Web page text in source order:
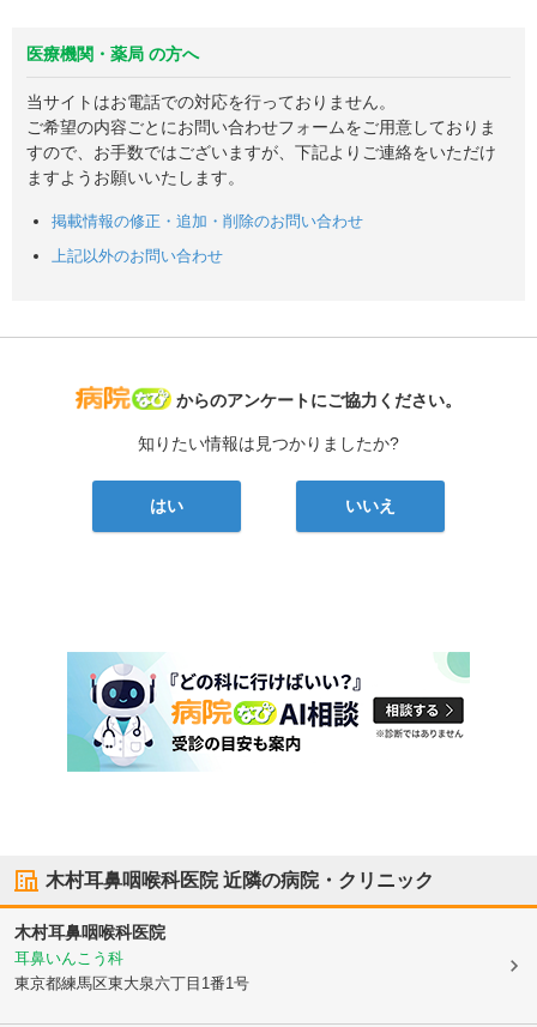
医療機関・薬局 の方へ
当サイトはお電話での対応を行っておりません。
ご希望の内容ごとにお問い合わせフォームをご用意しておりま
すので、お手数ではございますが、下記よりご連絡をいただけ
ますようお願いいたします。
掲載情報の修正・追加・削除のお問い合わせ
上記以外のお問い合わせ
病院なび
からのアンケートにご協力ください。
知りたい情報は見つかりましたか?
はい いいえ
木村耳鼻咽喉科医院近隣の病院・クリニック
木村耳鼻咽喉科医院
耳鼻いんこう科
東京都練馬区東大泉六丁目1番1号